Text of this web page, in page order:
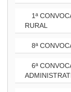
1ª
RURAL
8ª
6ª